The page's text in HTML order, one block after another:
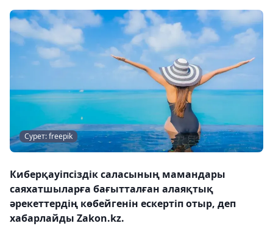
Сурет: freepik
Киберқауіпсіздік саласының мамандары
саяхатшыларға бағытталған алаяқтық
әрекеттердің көбейгенін ескертіп отыр, деп
хабарлайды Zakon.kz.